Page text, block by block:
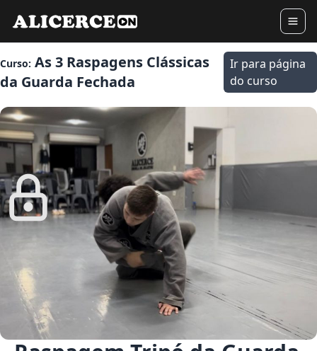
Curso: As 3 Raspagens Clássicas
da Guarda Fechada
Ir para página
do curso